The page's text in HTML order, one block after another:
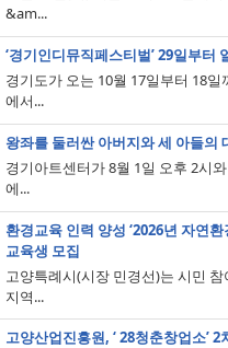
&am...
‘경기인디뮤직페스티벌’ 29일부터
경기도가 오는 10월 17일부터 18
에서...
왕좌를 둘러싼 아버지와 세 아들의
경기아트센터가 8월 1일 오후 2시
에...
환경교육 인력 양성 ‘2026년 자연
교육생 모집
고양특례시(시장 민경선)는 시민
지역...
고양산업진흥원, ‘ 28청춘창업소’